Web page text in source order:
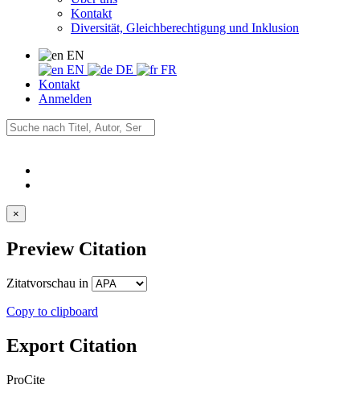
Kontakt
Diversität, Gleichberechtigung und Inklusion
EN
EN
DE
FR
Kontakt
Anmelden
×
Preview Citation
Zitatvorschau in
Copy to clipboard
Export Citation
ProCite